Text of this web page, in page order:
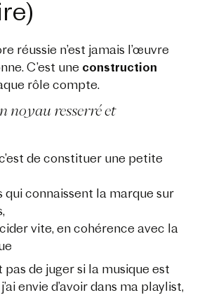
réussie n’est jamais l’œuvre
C’est une construction
rôle compte.
noyau resserré et
de constituer une petite
qui connaissent la marque sur
vite, en cohérence avec la
pas de juger si la musique est
envie d’avoir dans ma playlist,